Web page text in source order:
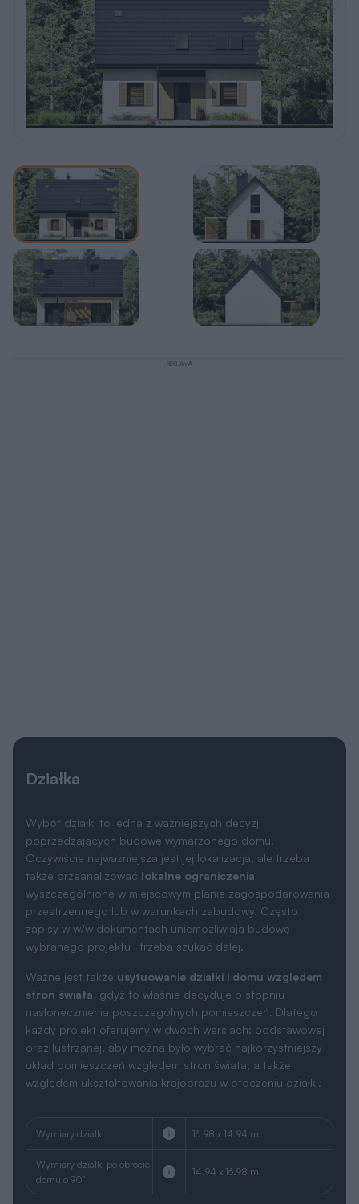
REKLAMA
Działka
Wybór działki to jedna z ważniejszych decyzji
poprzedzających budowę wymarzonego domu.
Oczywiście najważniejsza jest jej lokalizacja, ale trzeba
także przeanalizować lokalne ograniczenia
wyszczególnione w miejscowym planie zagospodarowania
przestrzennego lub w warunkach zabudowy. Często
zapisy w w/w dokumentach uniemożliwiają budowę
wybranego projektu i trzeba szukać dalej.
Ważne jest także usytuowanie działki i domu względem
stron świata, gdyż to właśnie decyduje o stopniu
nasłonecznienia poszczególnych pomieszczeń. Dlatego
każdy projekt oferujemy w dwóch wersjach: podstawowej
oraz lustrzanej, aby można było wybrać najkorzystniejszy
układ pomieszczeń względem stron świata, a także
względem ukształtowania krajobrazu w otoczeniu działki.
Wymiary działki 16.98 x 14.94 m
Wymiary działki po obrocie
domu o 90°
14.94 x 16.98 m